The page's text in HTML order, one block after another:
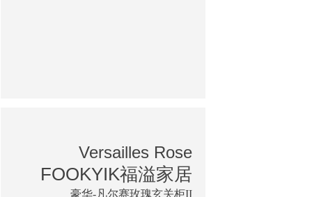
Versailles Rose
FOOKYIK福溢家居
豪华-凡尔赛玫瑰玄关柜II